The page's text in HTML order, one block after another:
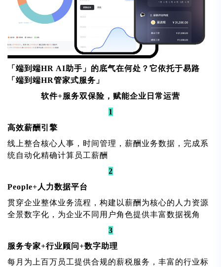
「端到端HR AI助手」 的底气在何处？它依托于易路
「端到端HR管家式服务」
软件+服务双保险，赋能企业日常运营
1
高效薪酬引擎
线上整合核心人事，时间管理，薪酬业务数据，完成系
统自动化精确计算员工薪酬
2
People+人力数据平台
贯穿企业整体业务流程，构建以薪酬为核心的人力资源
全景数字化，为企业不同用户角色提供丰富数据视角
3
服务专家+行业顾问+数字助理
每月为上百万员工提供合规的薪税服务，丰富的行业标